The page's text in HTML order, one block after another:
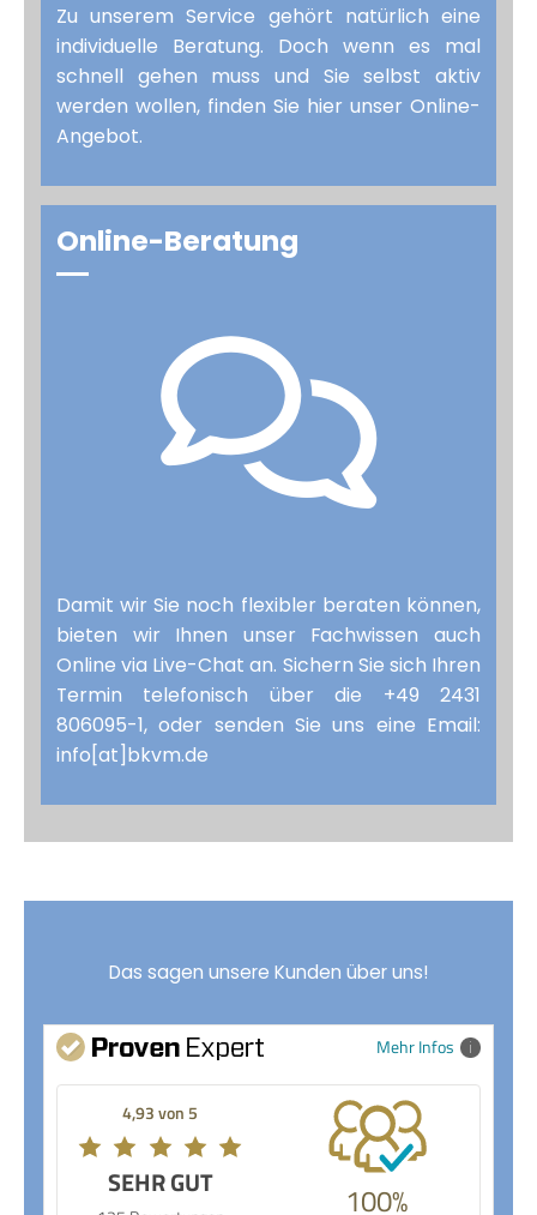
Zu unserem Service gehört natürlich eine
individuelle Beratung. Doch wenn es mal
schnell gehen muss und Sie selbst aktiv
werden wollen, finden Sie hier unser Online-
Angebot.
Online-Beratung
Damit wir Sie noch flexibler beraten können,
bieten wir Ihnen unser Fachwissen auch
Online via Live-Chat an. Sichern Sie sich Ihren
Termin telefonisch über die +49 2431
806095-1, oder senden Sie uns eine Email:
info[at]bkvm.de
Das sagen unsere Kunden über uns!
Mehr Infos
4,93 von 5
SEHR GUT 100%